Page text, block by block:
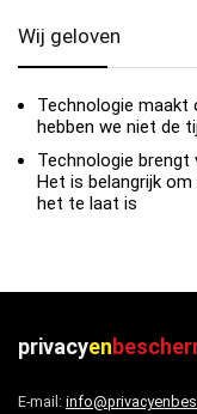
Wij geloven
Technologie maakt
hebben we niet de
Technologie brengt
Het is belangrijk
het te laat is
privacyen
E-mail: